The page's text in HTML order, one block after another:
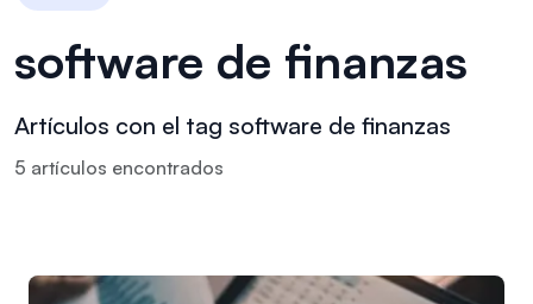
software de finanzas
Artículos con el tag software de finanzas
5 artículos encontrados